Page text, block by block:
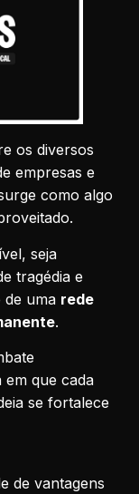
os diversos
empresas e
como algo
seja
tragédia e
de uma rede
.
em que cada
se fortalece
de vantagens